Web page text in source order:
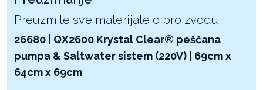
Preuzmite sve materijale o proizvodu
26680 | QX2600 Krystal Clear® peščana
pumpa & Saltwater sistem (220V) | 69cm x
64cm x 69cm